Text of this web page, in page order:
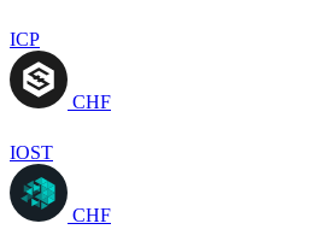
ICP
CHF
IOST
CHF